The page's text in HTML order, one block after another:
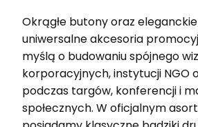
Okrągłe butony oraz
uniwersalne akcesoria
myślą o budowaniu spójnego
korporacyjnych, instytucji NGO
podczas targów, konferencji i
społecznych. W oficjalnym